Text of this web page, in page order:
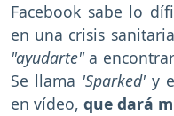
Facebook sabe lo
en una crisis
"ayudarte" a
Se llama 'Sparked' y
en vídeo, que dará